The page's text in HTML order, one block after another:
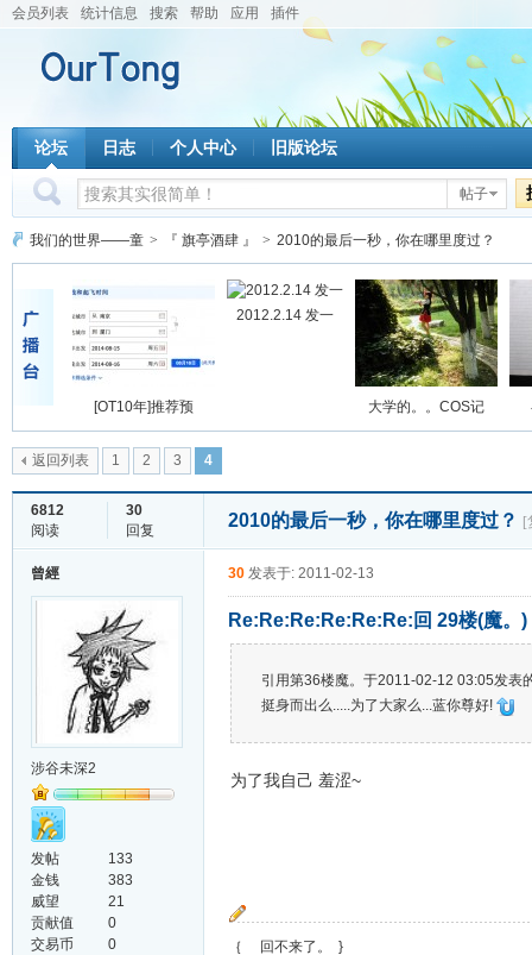
会员列表 统计信息 搜索 帮助 应用 插件
论坛 日志 个人中心 旧版论坛
帖子
我们的世界——童 > 『 旗亭酒肆 』 > 2010的最后一秒，你在哪里度过？
[OT10年]推荐预
2012.2.14 发一
大学的。。COS记
返回列表 1 2 3 4
6812
阅读
30
回复
2010的最后一秒，你在哪里度过？ [
曾經
涉谷未深2
发帖
133
金钱
383
威望
21
贡献值
0
交易币
0
30 发表于: 2011-02-13
Re:Re:Re:Re:Re:Re:回 29楼(魔。)
引用第36楼魔。于2011-02-12 03:05发表
挺身而出么.....为了大家么...蓝你尊好!
为了我自己 羞涩~
｛ 回不来了。 }